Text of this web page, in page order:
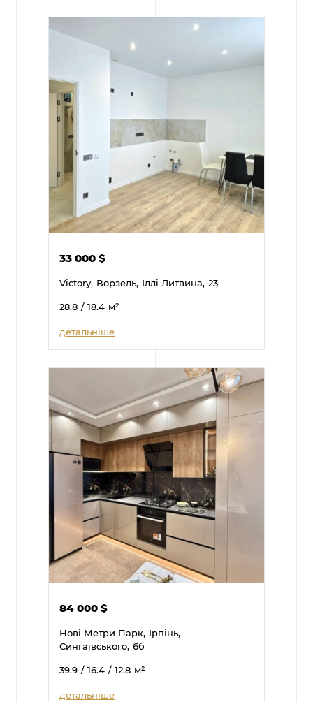
33 000$
Victory, Ворзель, Іллі Литвина, 23
28.8 / 18.4 м²
детальніше
84 000$
Нові Метри Парк, Ірпінь,
Сингаївського, 6б
39.9 / 16.4 / 12.8 м²
детальніше